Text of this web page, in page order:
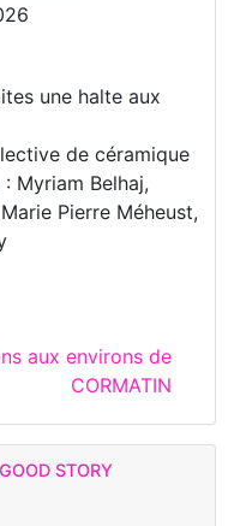
une halte aux
de céramique
Myriam Belhaj,
Pierre Méheust,
aux environs de
CORMATIN
STORY